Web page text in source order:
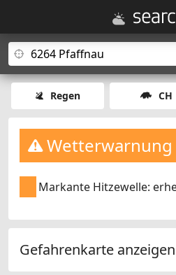
Regen CH
Wetterwarnung
Markante Hitzewelle:
Gefahrenkarte anzeigen